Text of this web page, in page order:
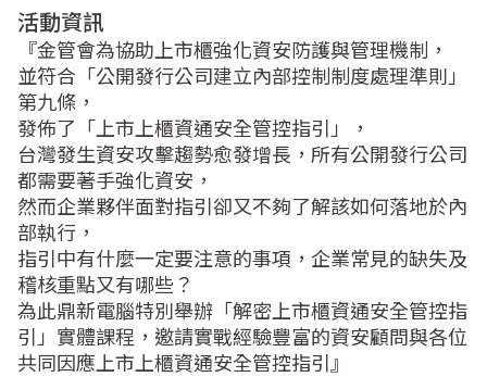
活動資訊
『金管會為協助上市櫃強化資安防護與管理機制，
並符合「公開發行公司建立內部控制制度處理準則」
第九條，
發佈了「上市上櫃資通安全管控指引」，
台灣發生資安攻擊趨勢愈發增長，所有公開發行公司
都需要著手強化資安，
然而企業夥伴面對指引卻又不夠了解該如何落地於內
部執行，
指引中有什麼一定要注意的事項，企業常見的缺失及
稽核重點又有哪些？
為此鼎新電腦特別舉辦「解密上市櫃資通安全管控指
引」實體課程，邀請實戰經驗豐富的資安顧問與各位
共同因應上市上櫃資通安全管控指引』